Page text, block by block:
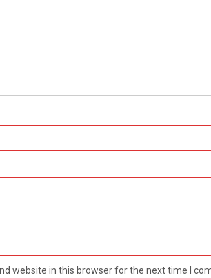
website in this browser for the next time I